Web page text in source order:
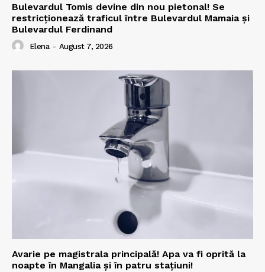
Bulevardul Tomis devine din nou pietonal! Se
restricționează traficul între Bulevardul Mamaia și
Bulevardul Ferdinand
Elena - August 7, 2026
Avarie pe magistrala principală! Apa va fi oprită la
noapte în Mangalia și în patru stațiuni!